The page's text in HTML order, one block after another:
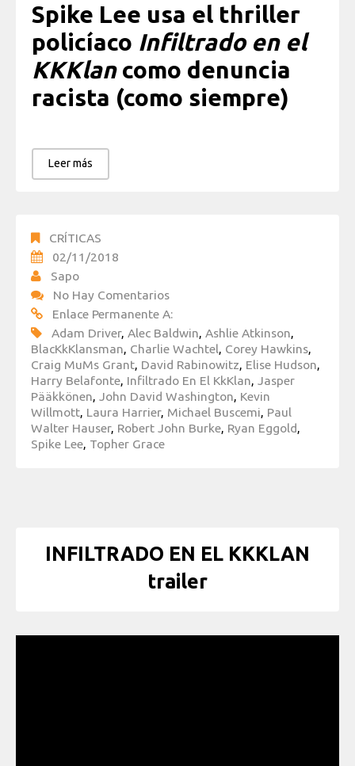
Spike Lee usa el thriller
policíaco Infiltrado en el
KKKlancomo denuncia
racista (como siempre)
Leer más
CRÍTICAS
02/11/2018
Sapo
No Hay Comentarios
Enlace Permanente A:
Adam Driver, Alec Baldwin, Ashlie Atkinson,
BlacKkKlansman, Charlie Wachtel, Corey Hawkins,
Craig MuMs Grant, David Rabinowitz, Elise Hudson,
Harry Belafonte, Infiltrado En El KkKlan, Jasper
Pääkkönen, John David Washington, Kevin
Willmott, Laura Harrier, Michael Buscemi, Paul
Walter Hauser, Robert John Burke, Ryan Eggold,
Spike Lee, Topher Grace
INFILTRADO EN EL KKKLAN
trailer